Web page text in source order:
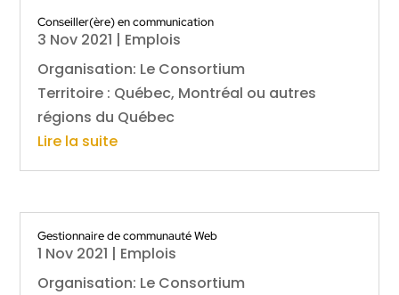
Conseiller(ère) en communication
3 Nov 2021 | Emplois
Organisation: Le Consortium
Territoire : Québec, Montréal ou autres
régions du Québec
Lire la suite
Gestionnaire de communauté Web
1 Nov 2021 | Emplois
Organisation: Le Consortium